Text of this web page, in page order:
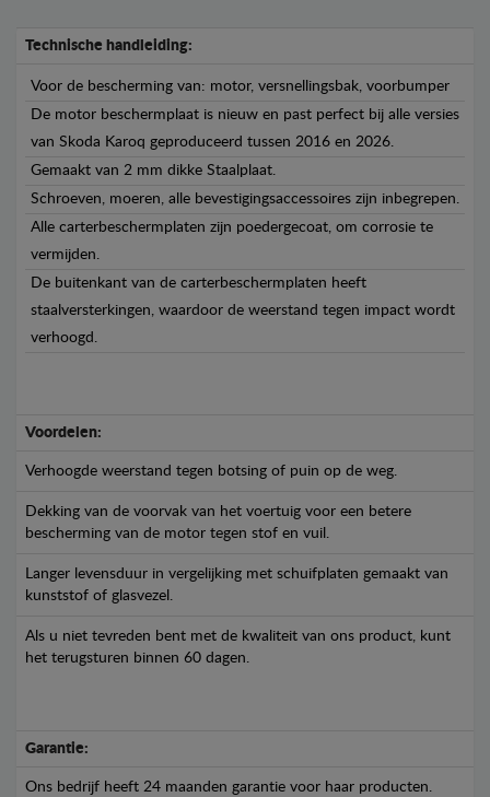
Technische handleiding:
Voor de bescherming van: motor, versnellingsbak, voorbumper
De motor beschermplaat is nieuw en past perfect bij alle versies
van Skoda Karoq geproduceerd tussen 2016 en 2026.
Gemaakt van 2 mm dikke Staalplaat.
Schroeven, moeren, alle bevestigingsaccessoires zijn inbegrepen.
Alle carterbeschermplaten zijn poedergecoat, om corrosie te
vermijden.
De buitenkant van de carterbeschermplaten heeft
staalversterkingen, waardoor de weerstand tegen impact wordt
verhoogd.
Voordelen:
Verhoogde weerstand tegen botsing of puin op de weg.
Dekking van de voorvak van het voertuig voor een betere
bescherming van de motor tegen stof en vuil.
Langer levensduur in vergelijking met schuifplaten gemaakt van
kunststof of glasvezel.
Als u niet tevreden bent met de kwaliteit van ons product, kunt
het terugsturen binnen 60 dagen.
Garantie:
Ons bedrijf heeft 24 maanden garantie voor haar producten.